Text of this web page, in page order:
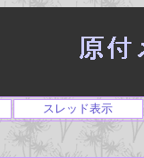
スレッド表示